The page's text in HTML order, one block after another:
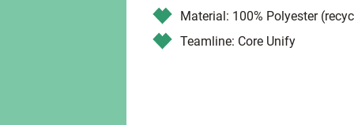
Material: 100% Polyester
Teamline: Core Unify